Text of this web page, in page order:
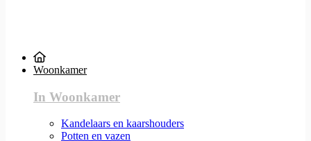
Woonkamer
In Woonkamer
Kandelaars en kaarshouders
Potten en vazen